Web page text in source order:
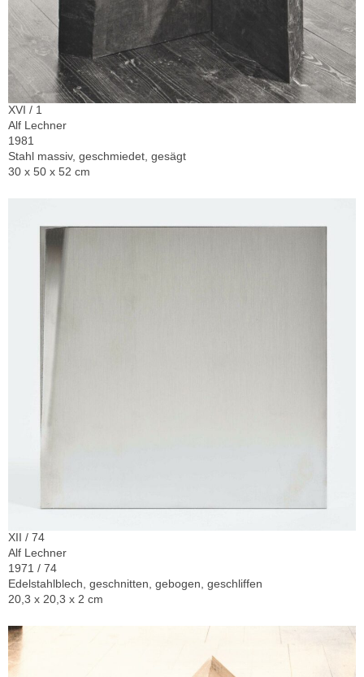
XVI / 1
Alf Lechner
1981
Stahl massiv, geschmiedet, gesägt
30 x 50 x 52 cm
XII / 74
Alf Lechner
1971 / 74
Edelstahlblech, geschnitten, gebogen, geschliffen
20,3 x 20,3 x 2 cm